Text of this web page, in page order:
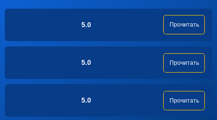
5.0 Прочитать
5.0 Прочитать
5.0 Прочитать